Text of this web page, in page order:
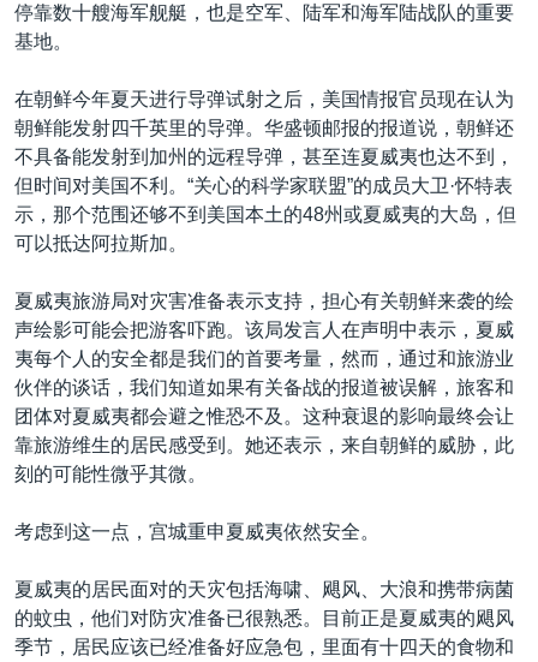
停靠数十艘海军舰艇，也是空军、陆军和海军陆战队的重要
基地。
在朝鲜今年夏天进行导弹试射之后，美国情报官员现在认为
朝鲜能发射四千英里的导弹。华盛顿邮报的报道说，朝鲜还
不具备能发射到加州的远程导弹，甚至连夏威夷也达不到，
但时间对美国不利。“关心的科学家联盟”的成员大卫·怀特表
示，那个范围还够不到美国本土的48州或夏威夷的大岛，但
可以抵达阿拉斯加。
夏威夷旅游局对灾害准备表示支持，担心有关朝鲜来袭的绘
声绘影可能会把游客吓跑。该局发言人在声明中表示，夏威
夷每个人的安全都是我们的首要考量，然而，通过和旅游业
伙伴的谈话，我们知道如果有关备战的报道被误解，旅客和
团体对夏威夷都会避之惟恐不及。这种衰退的影响最终会让
靠旅游维生的居民感受到。她还表示，来自朝鲜的威胁，此
刻的可能性微乎其微。
考虑到这一点，宫城重申夏威夷依然安全。
夏威夷的居民面对的天灾包括海啸、飓风、大浪和携带病菌
的蚊虫，他们对防灾准备已很熟悉。目前正是夏威夷的飓风
季节，居民应该已经准备好应急包，里面有十四天的食物和